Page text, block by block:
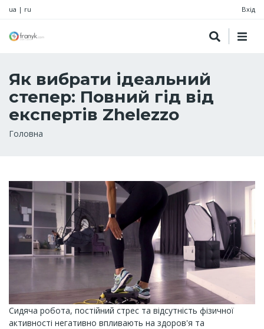
ua | ru Вхід
Як вибрати ідеальний
степер: Повний гід від
експертів Zhelezzo
Рядок
Головна
Сидяча робота, постійний стрес та відсутність фізичної
активності негативно впливають на здоров'я та